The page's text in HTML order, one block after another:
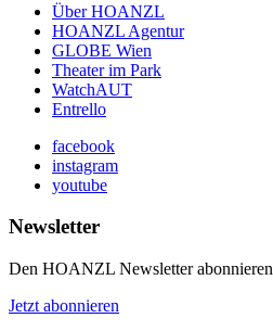
Über HOANZL
HOANZL Agentur
GLOBE Wien
Theater im Park
WatchAUT
Entrello
facebook
instagram
youtube
Newsletter
Den HOANZL Newsletter abonnieren
Jetzt abonnieren